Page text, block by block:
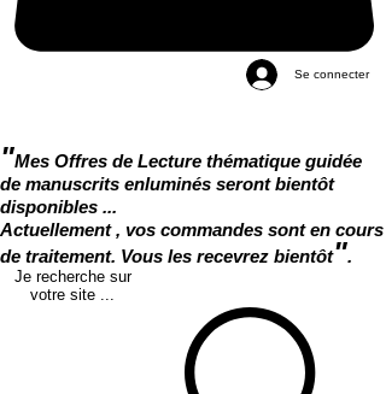
Se connecter
"Mes Offres de Lecture thématique guidée
de manuscrits enluminés seront bientôt
disponibles ...
Actuellement , vos commandes sont en cours
de traitement. Vous les recevrez bientôt".
Je recherche sur
votre site ...